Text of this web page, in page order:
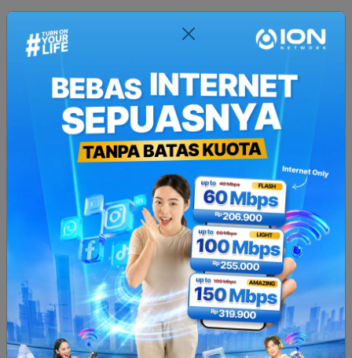
Berlangganan
Internet Game
Rare
Up to 35Mbps
Gamer Benefit